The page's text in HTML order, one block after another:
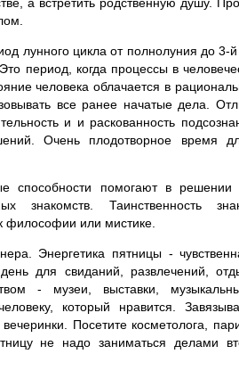
а встретить родственную душу.
лунного цикла от полнолуния до 3-й
период, когда процессы в
человека облачается в
все ранее начатые дела.
и и раскованность
Очень плодотворное время
способности помогают в
знакомств. Таинственность
философии или мистике.
Энергетика пятницы -
для свиданий, развлечений,
- музеи, выставки,
который нравится.
Посетите косметолога,
не надо заниматься делами